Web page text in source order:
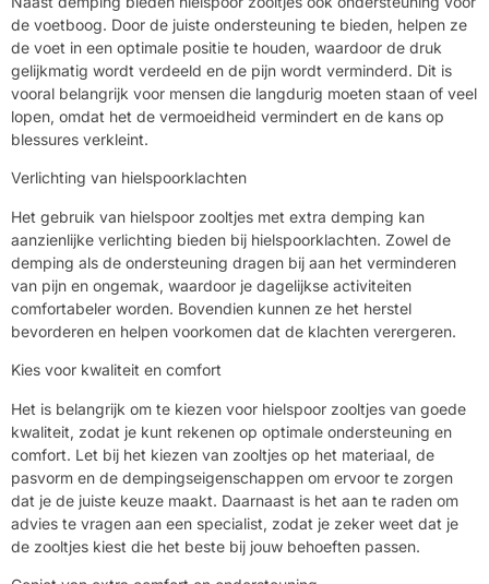
de voetboog. Door de juiste ondersteuning te bieden, helpen ze
de voet in een optimale positie te houden, waardoor de druk
gelijkmatig wordt verdeeld en de pijn wordt verminderd. Dit is
vooral belangrijk voor mensen die langdurig moeten staan of veel
lopen, omdat het de vermoeidheid vermindert en de kans op
blessures verkleint.
Verlichting van hielspoorklachten
Het gebruik van hielspoor zooltjes met extra demping kan
aanzienlijke verlichting bieden bij hielspoorklachten. Zowel de
demping als de ondersteuning dragen bij aan het verminderen
van pijn en ongemak, waardoor je dagelijkse activiteiten
comfortabeler worden. Bovendien kunnen ze het herstel
bevorderen en helpen voorkomen dat de klachten verergeren.
Kies voor kwaliteit en comfort
Het is belangrijk om te kiezen voor hielspoor zooltjes van goede
kwaliteit, zodat je kunt rekenen op optimale ondersteuning en
comfort. Let bij het kiezen van zooltjes op het materiaal, de
pasvorm en de dempingseigenschappen om ervoor te zorgen
dat je de juiste keuze maakt. Daarnaast is het aan te raden om
advies te vragen aan een specialist, zodat je zeker weet dat je
de zooltjes kiest die het beste bij jouw behoeften passen.